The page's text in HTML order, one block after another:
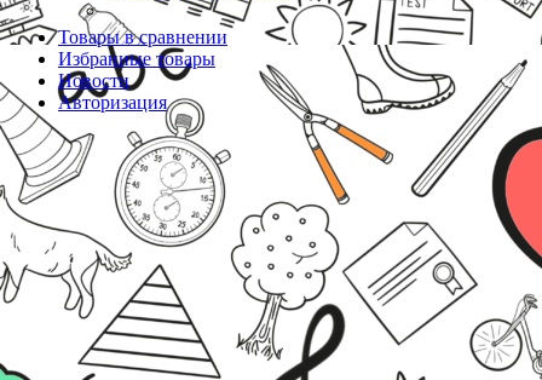
Товары в сравнении
Избранные товары
Новости
Авторизация